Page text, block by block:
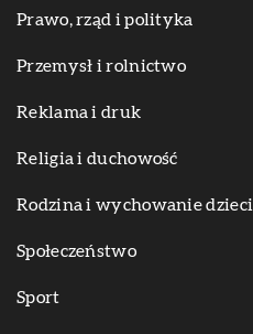
Prawo, rząd i polityka
Przemysł i rolnictwo
Reklama i druk
Religia i duchowość
Rodzina i wychowanie dzieci
Społeczeństwo
Sport